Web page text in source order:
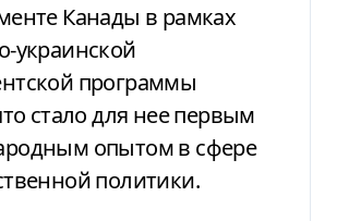
Канады в рамках
украинской
программы
стало для нее первым
опытом в сфере
политики.